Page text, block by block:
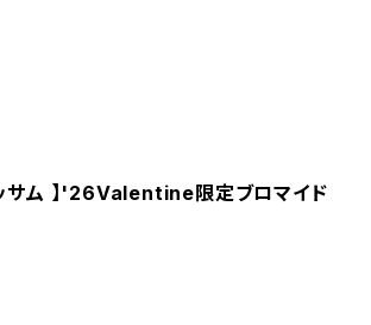
サム 】'26Valentine限定ブロマイド